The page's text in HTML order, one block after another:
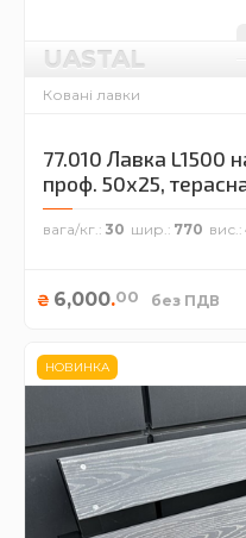
UASTAL
Ковані лавки
77.010 Лавка L1500
проф. 50х25,
вага/кг. 30 шир. 770 вис.
₴ 6,000.00 без ПДВ
НОВИНКА